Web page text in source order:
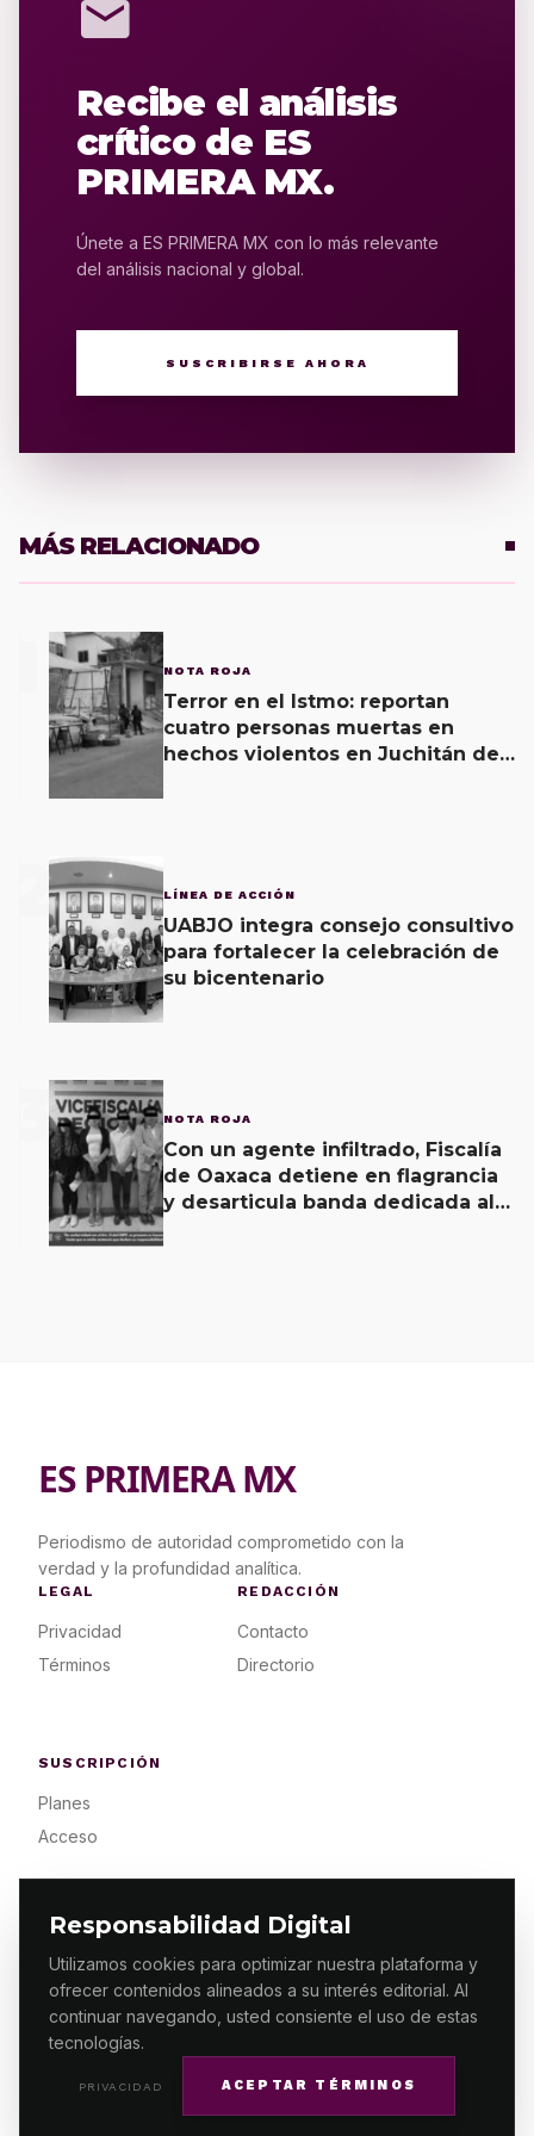
Responsabilidad Digital
Utilizamos cookies para optimizar nuestra plataforma y
ofrecer contenidos alineados a su interés editorial. Al
continuar navegando, usted consiente el uso de estas
tecnologías.
PRIVACIDAD ACEPTAR TÉRMINOS
mail
Recibe el análisis
crítico de ES
PRIMERA MX.
Únete a ES PRIMERA MX con lo más relevante
del análisis nacional y global.
SUSCRIBIRSE AHORA
MÁS RELACIONADO
NOTA ROJA
Terror en el Istmo: reportan
cuatro personas muertas en
hechos violentos en Juchitán de
2 LÍNEA DE ACCIÓN
UABJO integra consejo consultivo
para fortalecer la celebración de
su bicentenario
3 NOTA ROJA
Con un agente infiltrado, Fiscalía
de Oaxaca detiene en flagrancia
y desarticula banda dedicada al
ES PRIMERA MX
Periodismo de autoridad comprometido con la
verdad y la profundidad analítica.
LEGAL
Privacidad
Términos
REDACCIÓN
Contacto
Directorio
SUSCRIPCIÓN
Planes
Acceso
© 2026 ES PRIMERA MX. ALGUNOS DERECHOS
RESERVADOS / DESIGNMAKING.MX